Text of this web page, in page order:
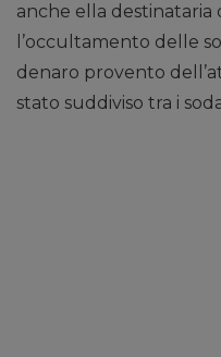
anche ella destinataria
l’occultamento delle
denaro provento
stato suddiviso tra i